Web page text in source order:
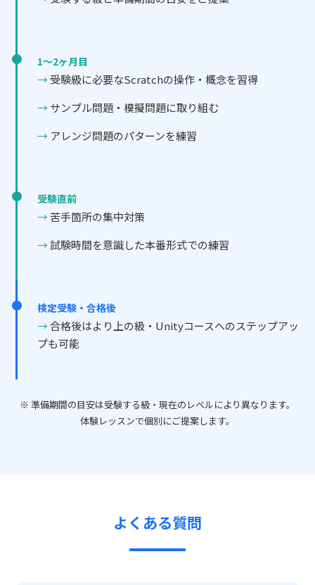
1〜2ヶ月目
受験級に必要なScratchの操作・概念を習得
サンプル問題・模擬問題に取り組む
アレンジ問題のパターンを練習
受験直前
苦手箇所の集中対策
試験時間を意識した本番形式での練習
検定受験・合格後
合格後はより上の級・Unityコースへのステップアッ
プも可能
※ 準備期間の目安は受験する級・現在のレベルにより異なります。
体験レッスンで個別にご提案します。
よくある質問